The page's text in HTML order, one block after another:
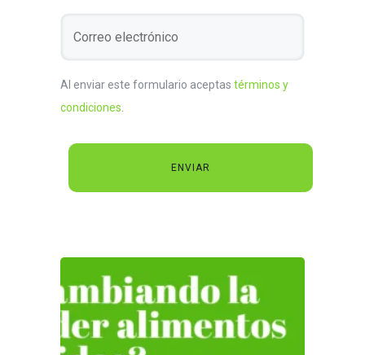
Al enviar este formulario aceptas términos y
condiciones.